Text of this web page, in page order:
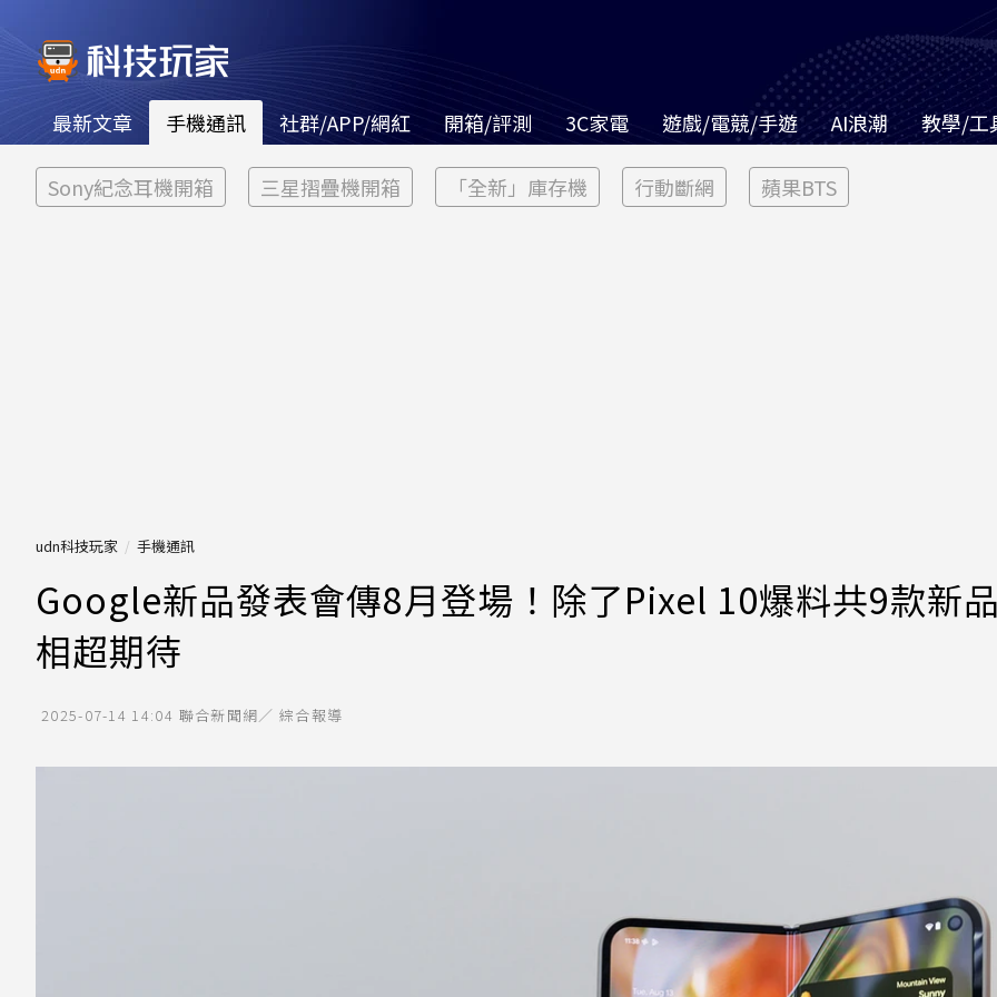
最新文章 手機通訊 社群/APP/網紅 開箱/評測 3C家電 遊戲/電競/手遊 AI浪潮 教學/工
Sony紀念耳機開箱 三星摺疊機開箱 「全新」庫存機 行動斷網 蘋果BTS
udn科技玩家 手機通訊
Google新品發表會傳8月登場！除了Pixel 10爆料共9款新
相超期待
2025-07-14 14:04 聯合新聞網／ 綜合報導